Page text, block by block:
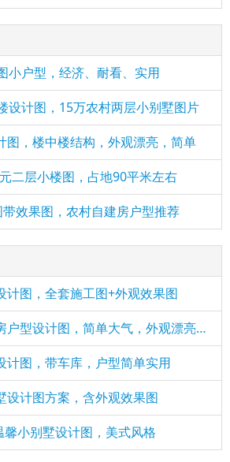
小户型，经济、耐看、实用
设计图，15万农村两层小别墅图片
图，楼中楼结构，外观漂亮，简单
二层小楼图，占地90平米左右
效果图，农村自建房户型推荐
计图，全套施工图+外观效果图
新农村自建二层楼房户型设计图，简单大气，外观漂亮精致
计图，带车库，户型简单实用
设计图方案，含外观效果图
小别墅设计图，美式风格